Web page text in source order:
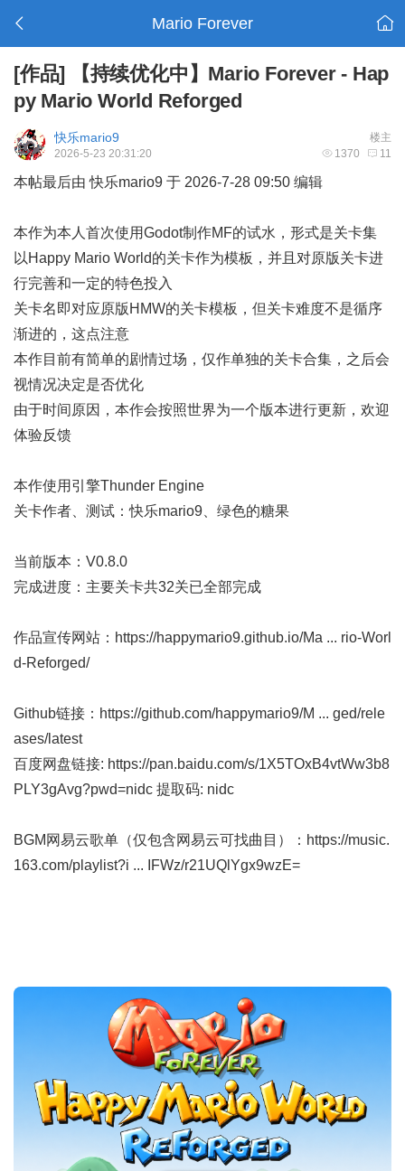
Mario Forever
[作品] 【持续优化中】Mario Forever - Hap
py Mario World Reforged
楼主
快乐mario9
1370 11
2026-5-23 20:31:20
本帖最后由 快乐mario9 于 2026-7-28 09:50 编辑
本作为本人首次使用Godot制作MF的试水，形式是关卡集
以Happy Mario World的关卡作为模板，并且对原版关卡进
行完善和一定的特色投入
关卡名即对应原版HMW的关卡模板，但关卡难度不是循序
渐进的，这点注意
本作目前有简单的剧情过场，仅作单独的关卡合集，之后会
视情况决定是否优化
由于时间原因，本作会按照世界为一个版本进行更新，欢迎
体验反馈
本作使用引擎Thunder Engine
关卡作者、测试：快乐mario9、绿色的糖果
当前版本：V0.8.0
完成进度：主要关卡共32关已全部完成
作品宣传网站： https://happymario9.github.io/Ma ... rio-Worl
d-Reforged/
Github链接： https://github.com/happymario9/M ... ged/rele
ases/latest
百度网盘链接: https://pan.baidu.com/s/1X5TOxB4vtWw3b8
PLY3gAvg?pwd=nidc 提取码: nidc
BGM网易云歌单（仅包含网易云可找曲目）： https://music.
163.com/playlist?i ... IFWz/r21UQlYgx9wzE=